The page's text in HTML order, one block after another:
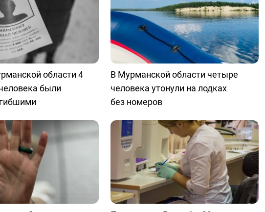
области 4
были
В Мурманской области четыре
человека утонули на лодках
без номеров